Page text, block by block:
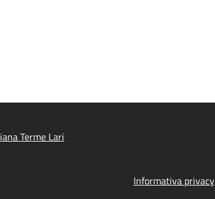
Terme Lari
Informativa privacy